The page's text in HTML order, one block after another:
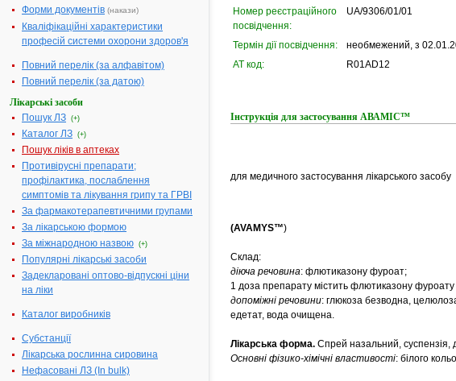
Форми документів (накази)
Кваліфікаційні характеристики
професій системи охорони здоров'я
Повний перелік (за алфавітом)
Повний перелік (за датою)
Лікарські засоби
Пошук ЛЗ (+)
Каталог ЛЗ (+)
Пошук ліків в аптеках
Противірусні препарати;
профілактика, послаблення
симптомів та лікування грипу та ГРВІ
За фармакотерапевтичними групами
За лікарською формою
За міжнародною назвою (+)
Популярні лікарські засоби
Задекларовані оптово-відпускні ціни
на ліки
Каталог виробників
Субстанції
Лікарська рослинна сировина
Нефасовані ЛЗ (In bulk)
Номер реєстраційного
посвідчення:
UA/9306/01/01
Термін дії посвідчення:
необмежений, з
АТ код:
R01AD12
Інструкція для застосування АВАМІС™
для медичного застосування лікарського засобу
(AVAMYS™)
Склад:
діюча речовина: флютиказону фуроат;
1 доза препарату містить флютиказону фуроату
допоміжні речовини: глюкоза безводна,
едетат, вода очищена.
Лікарська форма. Спрей назальний, суспензія,
Основні фізико-хімічні властивості: білого